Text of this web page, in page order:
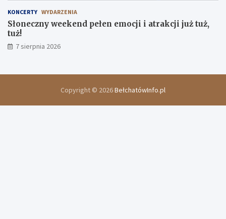
KONCERTY WYDARZENIA
Słoneczny weekend pełen emocji i atrakcji już tuż,
tuż!
7 sierpnia 2026
Copyright © 2026BełchatówInfo.pl